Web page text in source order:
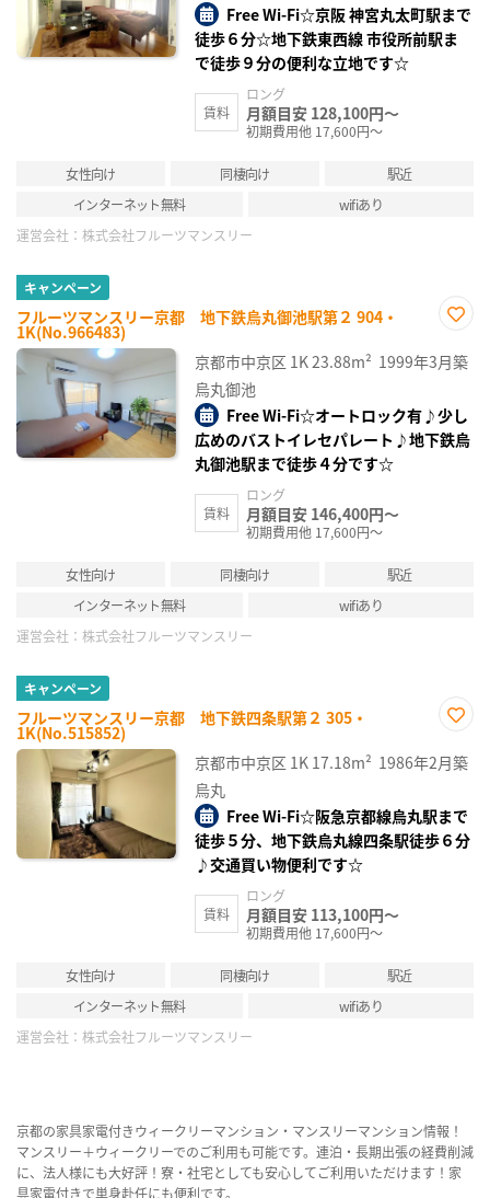
Free Wi-Fi☆京阪 神宮丸太町駅まで
徒歩６分☆地下鉄東西線 市役所前駅ま
で徒歩９分の便利な立地です☆
賃料
ロング
月額目安 128,100円～
初期費用他 17,600円～
女性向け 同棲向け
駅近
インターネット無料
wifiあり
運営会社： 株式会社フルーツマンスリー
キャンペーン
フルーツマンスリー京都 地下鉄烏丸御池駅第２ 904・
1K(No.966483)
に入
り登
京都市中京区 1K23.88m² 1999年3月築
烏丸御池
Free Wi-Fi☆オートロック有♪少し
広めのバストイレセパレート♪地下鉄烏
丸御池駅まで徒歩４分です☆
賃料
ロング
月額目安 146,400円～
初期費用他 17,600円～
女性向け 同棲向け
駅近
インターネット無料
wifiあり
運営会社： 株式会社フルーツマンスリー
キャンペーン
フルーツマンスリー京都 地下鉄四条駅第２ 305・
1K(No.515852)
に入
り登
京都市中京区 1K 17.18m² 1986年2月築
烏丸
Free Wi-Fi☆阪急京都線烏丸駅まで
徒歩５分、地下鉄烏丸線四条駅徒歩６分
♪交通買い物便利です☆
賃料
ロング
月額目安 113,100円～
初期費用他 17,600円～
女性向け 同棲向け
駅近
インターネット無料
wifiあり
運営会社： 株式会社フルーツマンスリー
京都の家具家電付きウィークリーマンション・マンスリーマンション情報！
マンスリー＋ウィークリーでのご利用も可能です。連泊・長期出張の経費削減
に、法人様にも大好評！寮・社宅としても安心してご利用いただけます！家
具家電付きで単身赴任にも便利です。